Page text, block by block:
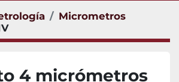
Micrometros
4 micrómetros